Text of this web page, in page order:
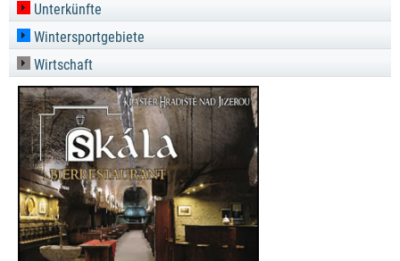
Unterkünfte
Wintersportgebiete
Wirtschaft